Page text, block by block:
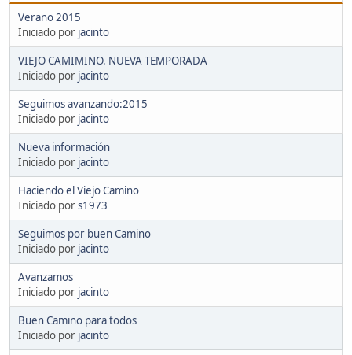
Verano 2015
Iniciado por jacinto
VIEJO CAMIMINO. NUEVA TEMPORADA
Iniciado por jacinto
Seguimos avanzando:2015
Iniciado por jacinto
Nueva información
Iniciado por jacinto
Haciendo el Viejo Camino
Iniciado pors1973
Seguimos por buen Camino
Iniciado por jacinto
Avanzamos
Iniciado por jacinto
Buen Camino para todos
Iniciado por jacinto